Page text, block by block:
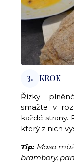
3. KROK
Řízky
smažte v
každé strany.
který z nich
Tip: Maso
brambory,